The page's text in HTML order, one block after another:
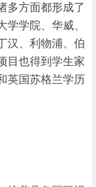
多方面都形成了
学学院、华威、
汉、利物浦、伯
目也得到学生家
英国苏格兰学历